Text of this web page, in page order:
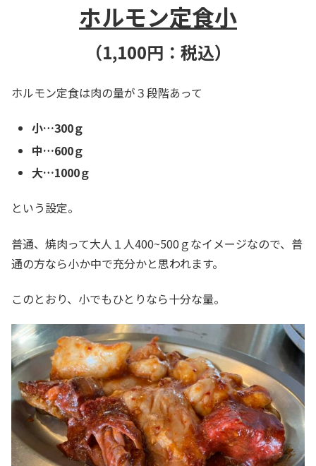
ホルモン定食小
（1,100円：税込）
ホルモン定食は肉の量が３段階あって
小…300ｇ
中…600ｇ
大…1000ｇ
という設定。
普通、焼肉って大人１人400~500ｇなイメージなので、普
通の方なら小か中で充分かと思われます。
このとおり、小でもひとりなら十分な量。